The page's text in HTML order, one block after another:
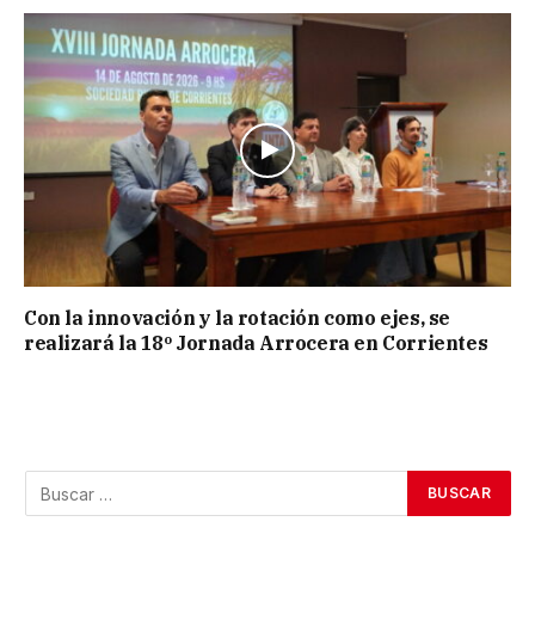
Con la innovación y la rotación como ejes, se
realizará la 18º Jornada Arrocera en Corrientes